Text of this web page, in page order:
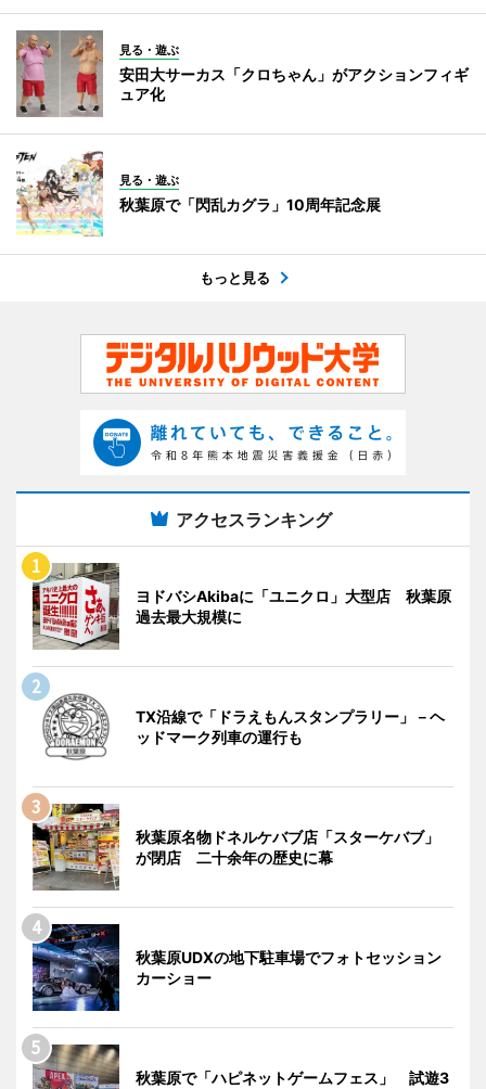
見る・遊ぶ
安田大サーカス「クロちゃん」がアクションフィギ
ュア化
見る・遊ぶ
秋葉原で「閃乱カグラ」10周年記念展
もっと見る
アクセスランキング
ヨドバシAkibaに「ユニクロ」大型店 秋葉原
過去最大規模に
TX沿線で「ドラえもんスタンプラリー」－ヘ
ッドマーク列車の運行も
秋葉原名物ドネルケバブ店「スターケバブ」
が閉店 二十余年の歴史に幕
秋葉原UDXの地下駐車場でフォトセッション
カーショー
秋葉原で「ハピネットゲームフェス」 試遊3